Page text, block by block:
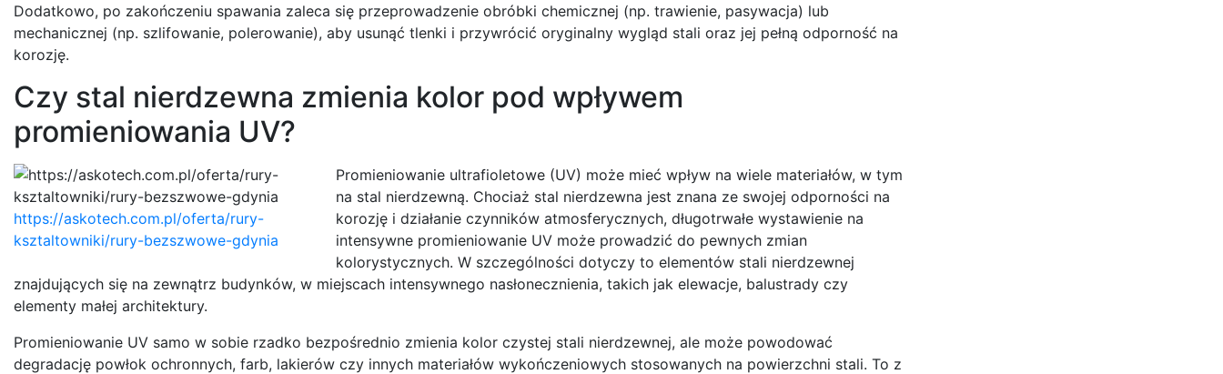
Dodatkowo, po zakończeniu spawania zaleca się przeprowadzenie obróbki chemicznej (np. trawienie, pasywacja) lub
mechanicznej (np. szlifowanie, polerowanie), aby usunąć tlenki i przywrócić oryginalny wygląd stali oraz jej pełną odporność na
korozję.
Czy stal nierdzewna zmienia kolor pod wpływem
promieniowania UV?
https://askotech.com.pl/oferta/rury-
ksztaltowniki/rury-bezszwowe-gdynia
Promieniowanie ultrafioletowe (UV) może mieć wpływ na wiele materiałów, w tym
na stal nierdzewną. Chociaż stal nierdzewna jest znana ze swojej odporności na
korozję i działanie czynników atmosferycznych, długotrwałe wystawienie na
intensywne promieniowanie UV może prowadzić do pewnych zmian
kolorystycznych. W szczególności dotyczy to elementów stali nierdzewnej
znajdujących się na zewnątrz budynków, w miejscach intensywnego nasłonecznienia, takich jak elewacje, balustrady czy
elementy małej architektury.
Promieniowanie UV samo w sobie rzadko bezpośrednio zmienia kolor czystej stali nierdzewnej, ale może powodować
degradację powłok ochronnych, farb, lakierów czy innych materiałów wykończeniowych stosowanych na powierzchni stali. To z